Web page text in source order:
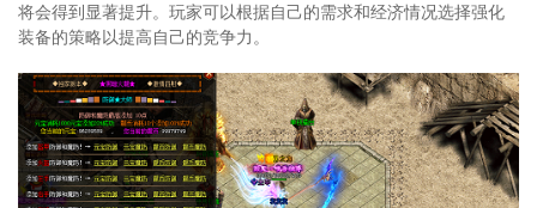
将会得到显著提升。玩家可以根据自己的需求和经济情况选择强化
装备的策略以提高自己的竞争力。